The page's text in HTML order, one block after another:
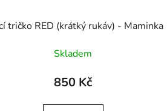
tričko RED (krátký rukáv) - Maminka
Skladem
850 Kč